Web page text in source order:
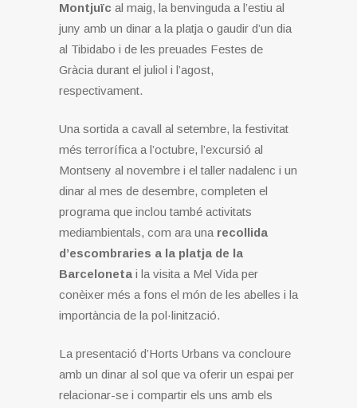
Montjuïc al maig, la benvinguda a l’estiu al
juny amb un dinar a la platja o gaudir d’un dia
al Tibidabo i de les preuades Festes de
Gràcia durant el juliol i l’agost,
respectivament.
Una sortida a cavall al setembre, la festivitat
més terrorífica a l’octubre, l’excursió al
Montseny al novembre i el taller nadalenc i un
dinar al mes de desembre, completen el
programa que inclou també activitats
mediambientals, com ara una recollida
d’escombraries a la platja de la
Barceloneta i la visita a Mel Vida per
conèixer més a fons el món de les abelles i la
importància de la pol·linització.
La presentació d’Horts Urbans va concloure
amb un dinar al sol que va oferir un espai per
relacionar-se i compartir els uns amb els